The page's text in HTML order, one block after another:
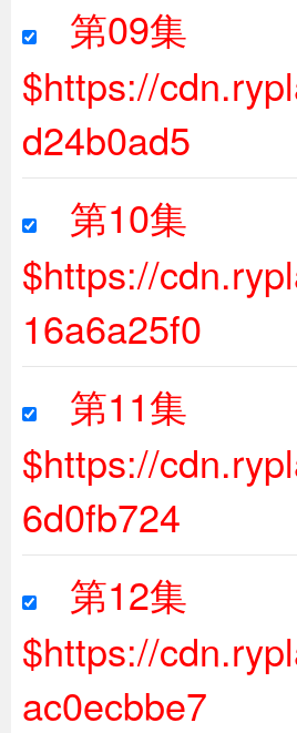
第09集
$https://
d24b0ad5
第10集
$https://
16a6a25f0
第11集
$https://
6d0fb724
第12集
$https://
ac0ecbbe7